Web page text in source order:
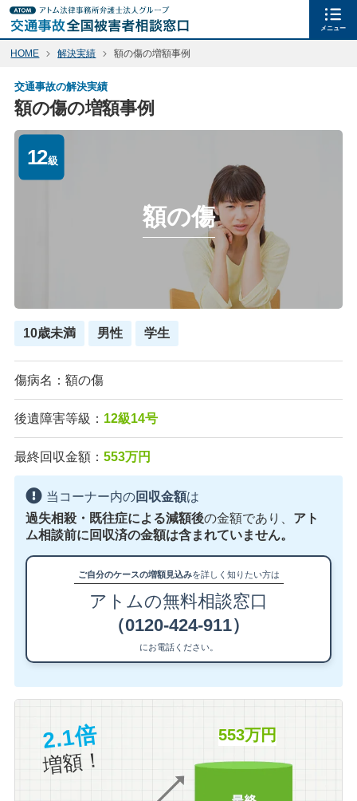
メニュー
HOME 解決実績 額の傷の増額事例
交通事故の解決実績
額の傷の増額事例
12級
額の傷
10歳未満 男性 学生
傷病名：額の傷
後遺障害等級： 12級14号
最終回収金額： 553万円
当コーナー内の回収金額は
過失相殺・既往症による減額後の金額であり、 アト
ム相談前に回収済の金額は含まれていません。
ご自分のケースの増額見込みを詳しく知りたい方は
アトムの無料相談窓口
（0120-424-911）
にお電話ください。
2.1倍
増額！
553万円